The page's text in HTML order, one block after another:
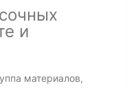
и
материалов,